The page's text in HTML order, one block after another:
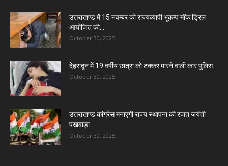
उत्तराखण्ड में 15 नवम्बर को राज्यव्यापी भूकम्प मॉक ड्रिल
आयोजित की...
October 30, 2025
देहरादून में 19 वर्षीय छात्रा को टक्कर मारने वाली कार पुलिस...
October 30, 2025
उत्तराखण्ड कांग्रेस मनाएगी राज्य स्थापना की रजत जयंती
पखवाड़ा
October 30, 2025